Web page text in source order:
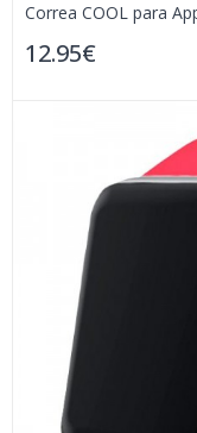
Correa COOL para
12.95€